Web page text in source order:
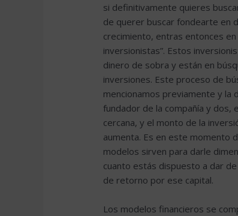
si definitivamente quieres
de querer buscar fondearte en
crecimiento, entras entonces
inversionistas”. Estos
dinero de sobra y están en
inversiones. Este proceso de
mencionamos previamente y la
fundador de la compañía y dos,
cercana, y el monto de la
aumenta. Es en este momento
modelos sirven para darle
cuanto estás dispuesto a dar
de retorno por ese capital.
Los modelos financieros se